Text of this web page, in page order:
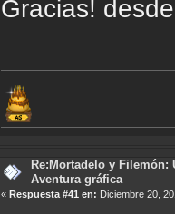
Gracias!
Re:Mortadelo y Filemón:
Aventura gráfica
« Respuesta #41 en: Diciembre 20,